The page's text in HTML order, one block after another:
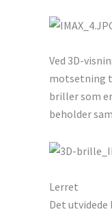
Ved 3D-
motsetning
briller som
beholder
Lerret
Det